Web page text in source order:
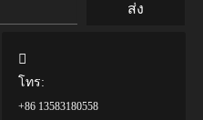
ส่ง
โทร:
+86 13583180558